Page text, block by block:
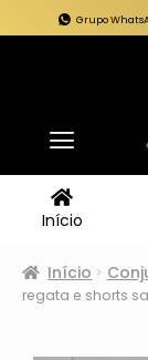
Grupo
Início
Início
regata e shorts